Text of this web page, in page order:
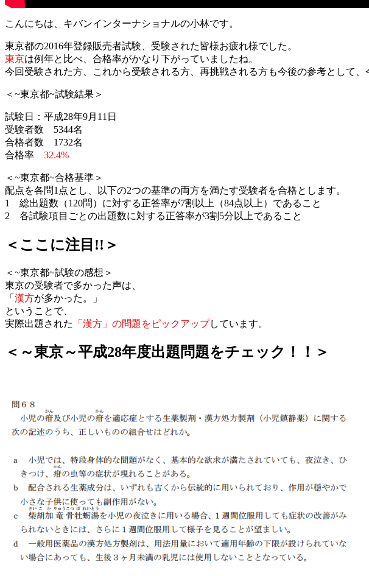
こんにちは、キバンインターナショナルの小林です。
東京都の2016年登録販売者試験、受験された皆様お疲れ様でした。
東京は例年と比べ、合格率がかなり下がっていましたね。
今回受験された方、これから受験される方、再挑戦される方も今後の参考として、
＜~東京都~試験結果＞
試験日：平成28年9月11日
受験者数 5344名
合格者数 1732名
合格率 32.4%
＜~東京都~合格基準＞
配点を各問1点とし、以下の2つの基準の両方を満たす受験者を合格とします。
1 総出題数（120問）に対する正答率が7割以上（84点以上）であること
2 各試験項目ごとの出題数に対する正答率が3割5分以上であること
＜ここに注目!!＞
＜~東京都~試験の感想＞
東京の受験者で多かった声は、
「 漢方が多かった。」
ということで、
実際出題された
「漢方」の問題をピックアップしています。
＜～東京～平成28年度出題問題をチェック！！＞